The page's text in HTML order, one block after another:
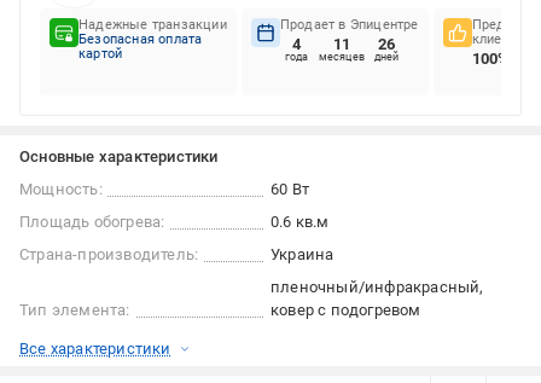
Надежные транзакции
Безопасная оплата
картой
Продает в Эпицентре
4
года
11
месяцев
26
дней
клиентов
100%
Основные характеристики
Мощность:
60 Вт
Площадь обогрева:
0.6 кв.м
Страна-производитель:
Украина
Тип элемента:
пленочный/инфракрасный
ковер с подогревом
Все характеристики